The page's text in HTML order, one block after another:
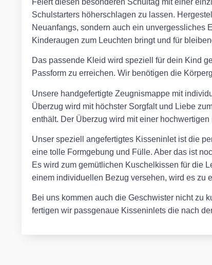
Schulstarters höherschlagen zu lassen.
Neuanfangs, sondern auch ein unvergessliches
Kinderaugen zum Leuchten bringt und für
Das passende Kleid wird speziell für dein Kind
Passform zu erreichen. Wir benötigen die
Unsere handgefertigte Zeugnismappe mit
Überzug wird mit höchster Sorgfalt und Liebe
enthält. Der Überzug wird mit einer hochwertigen
Unser speziell angefertigtes Kisseninlet ist die
eine tolle Formgebung und Fülle. Aber das ist
Es wird zum gemütlichen Kuschelkissen für die
einem individuellen Bezug versehen, wird es zu
Bei uns kommen auch die Geschwister nicht zu
fertigen wir passgenaue Kisseninlets die nach